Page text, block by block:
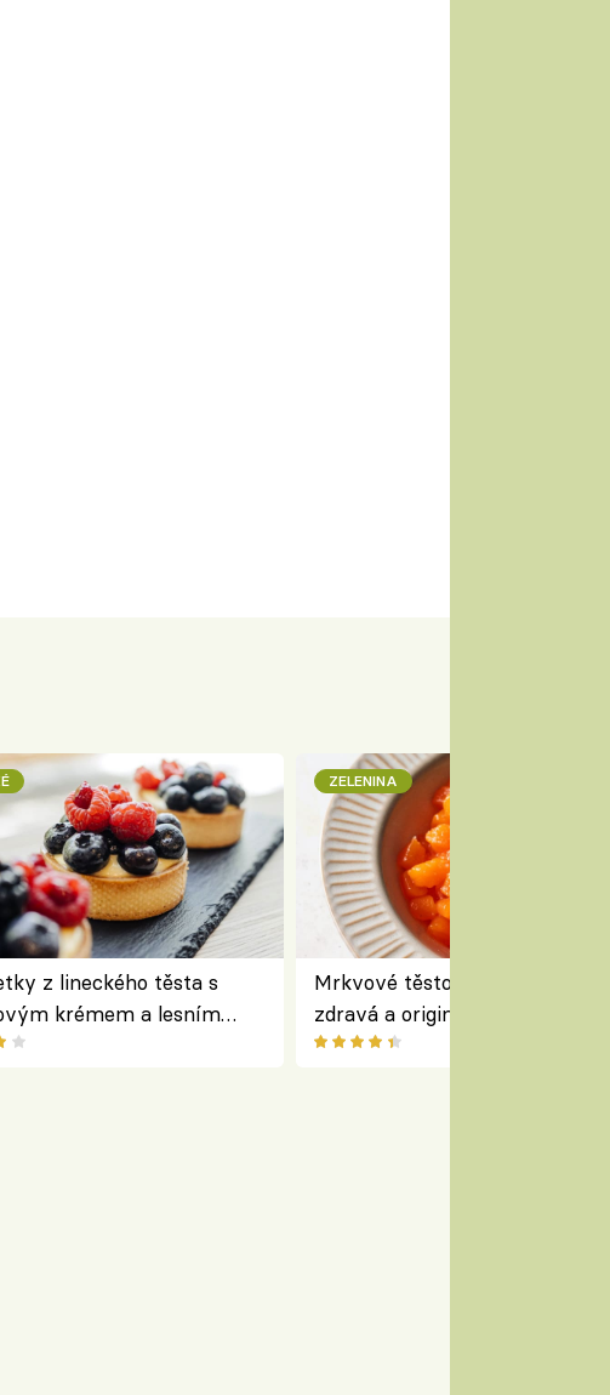
z lineckého těsta s
krémem a lesním
podle Bread Society
ZELENINA
Mrkvové těstoviny bez lepku –
zdravá a originální alternativa
klasiky